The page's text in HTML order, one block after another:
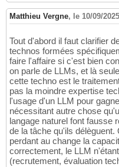
Matthieu Vergne, le 10/09/
Tout d'abord il faut clarifier
technos formées
faire l'affaire si c'est bien
on parle de LLMs, et là
cette techno est le
pas la moindre expertise
l'usage d'un LLM pour
nécessitant autre chose
langage naturel font fausse
de la tâche qu'ils
perdant au change la
correctement, le LLM
(recrutement, évaluation